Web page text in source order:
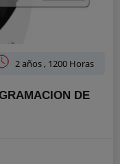
2 años , 1200 Horas
DE